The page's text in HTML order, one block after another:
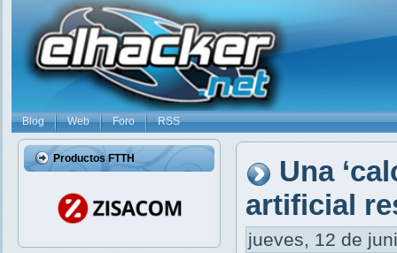
Blog Web Foro RSS
Productos FTTH
Una
artificial
jueves, 12 de